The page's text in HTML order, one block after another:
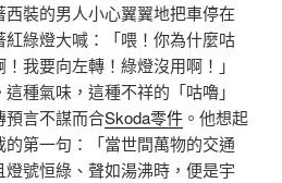
裝的男人小心翼翼地把車停在
綠燈大喊：「喂！你為什麼咕
我要向左轉！綠燈沒用啊！」
種氣味，這種不祥的「咕嚕」
預言不謀而合Skoda零件 。他想起
第一句：「當世間萬物的交通
號恒綠、聲如湯沸時，便是宇